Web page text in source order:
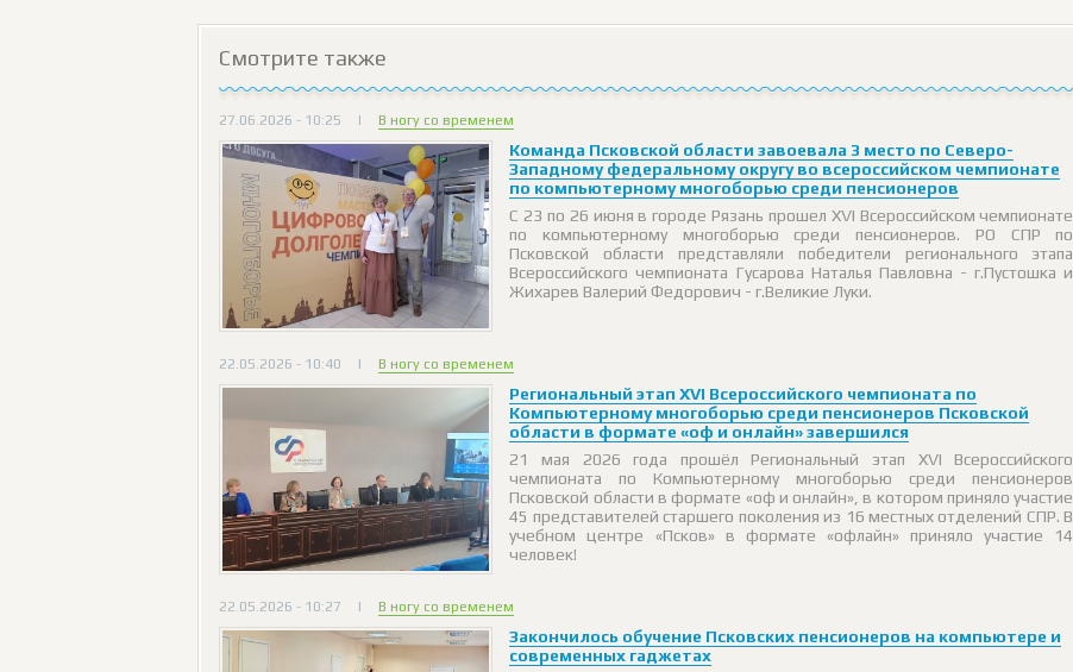
Смотрите также
27.06.2026 - 10:25 | В ногу со временем
Команда Псковской области завоевала 3 место по Северо-
Западному федеральному округу во всероссийском чемпионате
по компьютерному многоборью среди пенсионеров
С 23 по 26 июня в городе Рязань прошел XVI Всероссийском чемпионате
по компьютерному многоборью среди пенсионеров. РО СПР по
Псковской области представляли победители регионального этапа
Всероссийского чемпионата Гусарова Наталья Павловна - г.Пустошка и
Жихарев Валерий Федорович - г.Великие Луки.
22.05.2026 - 10:40 | В ногу со временем
Региональный этап XVI Всероссийского чемпионата по
Компьютерному многоборью среди пенсионеров Псковской
области в формате «оф и онлайн» завершился
21 мая 2026 года прошёл Региональный этап XVI Всероссийского
чемпионата по Компьютерному многоборью среди пенсионеров
Псковской области в формате «оф и онлайн», в котором приняло участие
45 представителей старшего поколения из 16 местных отделений СПР. В
учебном центре «Псков» в формате «офлайн» приняло участие 14
человек!
22.05.2026 - 10:27 | В ногу со временем
Закончилось обучение Псковских пенсионеров на компьютере и
современных гаджетах